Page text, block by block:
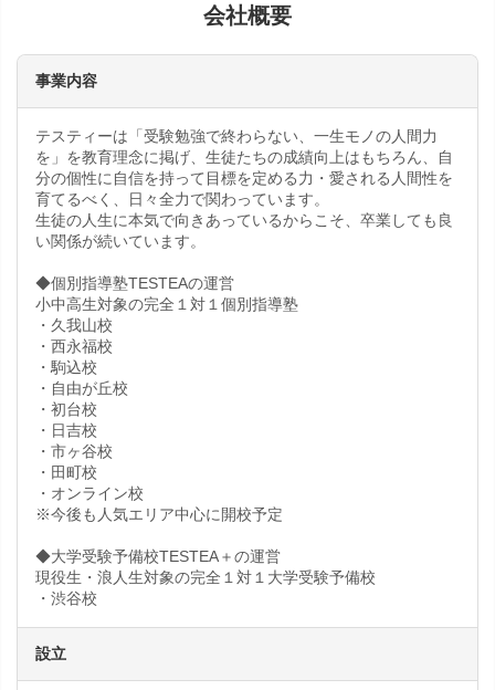
会社概要
事業内容
テスティーは「受験勉強で終わらない、一生モノの人間力
を」を教育理念に掲げ、生徒たちの成績向上はもちろん、自
分の個性に自信を持って目標を定める力・愛される人間性を
育てるべく、日々全力で関わっています。
生徒の人生に本気で向きあっているからこそ、卒業しても良
い関係が続いています。
◆個別指導塾TESTEAの運営
小中高生対象の完全１対１個別指導塾
・久我山校
・西永福校
・駒込校
・自由が丘校
・初台校
・日吉校
・市ヶ谷校
・田町校
・オンライン校
※今後も人気エリア中心に開校予定
◆大学受験予備校TESTEA＋の運営
現役生・浪人生対象の完全１対１大学受験予備校
・渋谷校
設立